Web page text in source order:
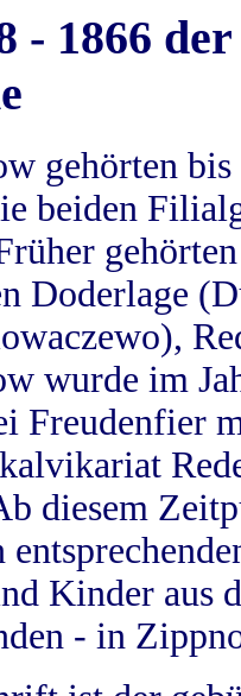
- 1866
gehörten
beiden
Doderlage
wurde im
Freudenfier
diesem
Kinder aus
- in